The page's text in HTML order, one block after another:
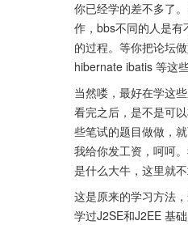
你已经学的差不多了
作，bbs不同的人是有
的过程。等你把论坛
hibernate ibatis 等这
当然喽，最好在学这
看完之后，是不是可
些笔试的题目做做，
我给你发工资，呵呵
是什么大牛，这里就
这是原来的学习方法
学过J2SE和J2EE 基